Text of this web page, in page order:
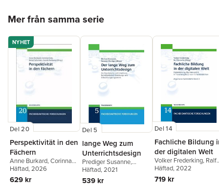
Mer från samma serie
NYHET
Del 20
Perspektivität in den
Fächern
Anne Burkard,Corinna
Link,Bernd Schröder
Carola Surkamp
Häftad, 2026
629 kr
Del 5
lange Weg zum
Unterrichtsdesign
Prediger Susanne,
Komorek Michael
Häftad, 2021
539 kr
Del 14
Fachliche Bildung
der digitalen Welt
Volker Frederking, Ralf
Romeike
Häftad, 2022
719 kr